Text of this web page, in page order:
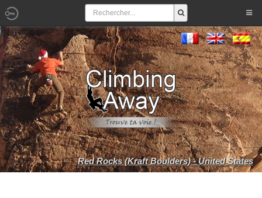
Red Rocks (Kraft Boulders) - United States